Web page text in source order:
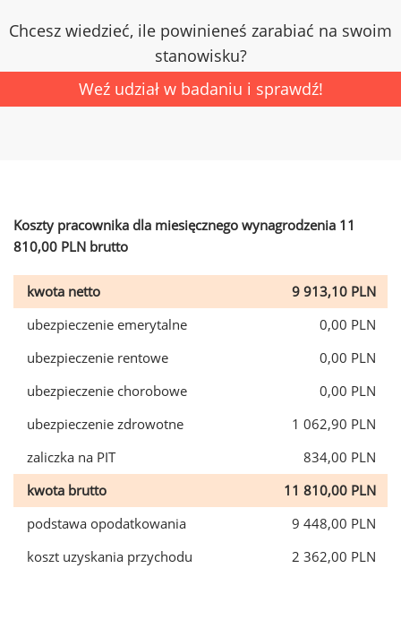
Chcesz wiedzieć, ile powinieneś zarabiać na swoim
stanowisku?
Weź udział w badaniu i sprawdź!
Koszty pracownika dla miesięcznego wynagrodzenia 11
810,00 PLN brutto
kwota netto
9 913,10 PLN
ubezpieczenie emerytalne
0,00 PLN
ubezpieczenie rentowe
0,00 PLN
ubezpieczenie chorobowe
0,00 PLN
ubezpieczenie zdrowotne
1 062,90 PLN
zaliczka na PIT
834,00 PLN
kwota brutto
11 810,00 PLN
podstawa opodatkowania
9 448,00 PLN
koszt uzyskania przychodu
2 362,00 PLN